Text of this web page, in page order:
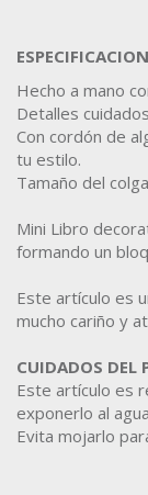
Hecho a mano
Detalles
Con cordón de
tu estilo.
Tamaño del
Mini Libro
formando un
Este artículo es
mucho cariño y
CUIDADOS DEL
Este artículo es
exponerlo al
Evita mojarlo